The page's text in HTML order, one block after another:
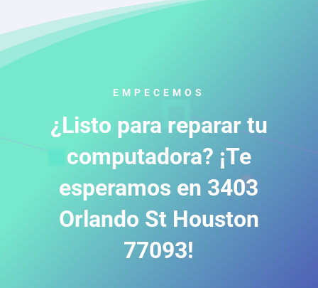
EMPECEMOS
¿Listo para reparar tu
computadora? ¡Te
esperamos en 3403
Orlando St Houston
77093!